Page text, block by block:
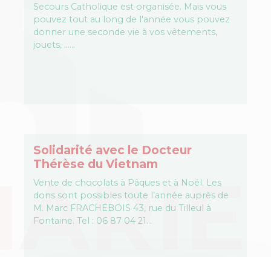
Secours Catholique est organisée. Mais vous
pouvez tout au long de l'année vous pouvez
donner une seconde vie à vos vêtements,
jouets, ...…
Solidarité avec le Docteur
Thérèse du Vietnam
Vente de chocolats à Pâques et à Noël. Les
dons sont possibles toute l’année auprès de
M. Marc FRACHEBOIS 43, rue du Tilleul à
Fontaine. Tel : 06 87 04 21…